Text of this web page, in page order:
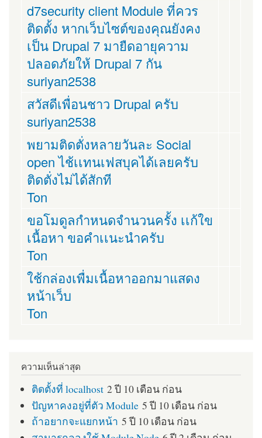
d7security client Module ที่ควร
ติดตั้ง หากเว็บไซต์ของคุณยังคง
เป็น Drupal 7 มายืดอายุความ
ปลอดภัยให้ Drupal 7 กัน
suriyan2538
สวัสดีเพื่อนชาว Drupal ครับ
suriyan2538
พยามติดตั่งหลายวันละ Social
open ไช้เเทนเฟสบุคได้เลยครับ
ติดตั่งไม่ได้สักที
Ton
ขอโมดูลกำหนดจำนวนครั้ง เเก้ใข
เนื้อหา ขอคำเเนะนำครับ
Ton
ใช้กล่องเพื่มเนื้อหาออกมาแสดง
หน้าเว็บ
Ton
ความเห็นล่าสุด
ติดตั้งที่ localhost 2 ปี 10 เดือน ก่อน
ปัญหาคงอยู่ที่ตัว Module 5 ปี 10 เดือน ก่อน
ถ้าอยากจะแยกหน้า 5 ปี 10 เดือน ก่อน